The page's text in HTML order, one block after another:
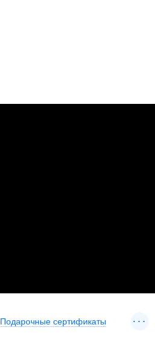
Подарочные сертификаты ...